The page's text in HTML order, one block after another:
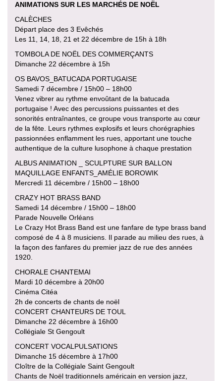
ANIMATIONS SUR LES MARCHÉS DE NOËL
CALÈCHES
Départ place des 3 Evêchés
Les 11, 14, 18, 21 et 22 décembre de 15h à 18h
TOMBOLA DE NOËL DES COMMERÇANTS
Dimanche 22 décembre à 15h
OS BAVOS_BATUCADA PORTUGAISE
Samedi 7 décembre / 15h00 – 18h00
Venez vibrer au rythme envoûtant de la batucada
portugaise ! Avec des percussions puissantes et des
sonorités entraînantes, ce groupe vous transporte au cœur
de la fête. Leurs rythmes explosifs et leurs chorégraphies
passionnées enflamment les rues, apportant une touche
authentique de la culture lusophone à chaque prestation
ALBUS ANIMATION _ SCULPTURE SUR BALLON
MAQUILLAGE ENFANTS_AMÉLIE BOROWIK
Mercredi 11 décembre / 15h00 – 18h00
CRAZY HOT BRASS BAND
Samedi 14 décembre / 15h00 – 18h00
Parade Nouvelle Orléans
Le Crazy Hot Brass Band est une fanfare de type brass band
composé de 4 à 8 musiciens. Il parade au milieu des rues, à
la façon des fanfares du premier jazz de rue des années
1920.
CHORALE CHANTEMAI
Mardi 10 décembre à 20h00
Cinéma Citéa
2h de concerts de chants de noël
CONCERT CHANTEURS DE TOUL
Dimanche 22 décembre à 16h00
Collégiale St Gengoult
CONCERT VOCALPULSATIONS
Dimanche 15 décembre à 17h00
Cloître de la Collégiale Saint Gengoult
Chants de Noël traditionnels américain en version jazz,